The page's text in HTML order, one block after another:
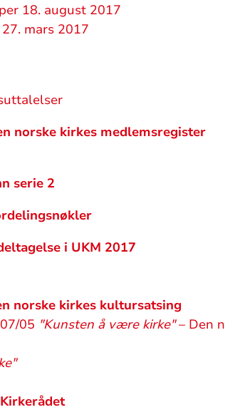
18. august 2017
mars 2017
norske kirkes medlemsregister
serie 2
i UKM 2017
norske kirkes kultursatsing
05 "Kunsten å være kirke"– Den